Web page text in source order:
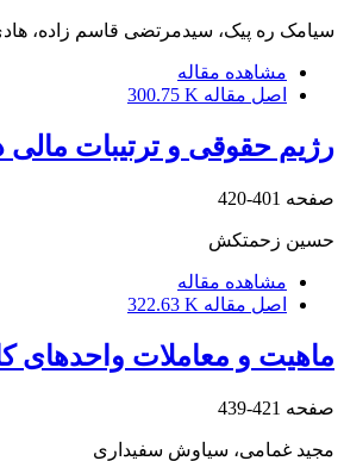
سیامک ره پیک، سیدمرتضی قاسم زاده،
مشاهده مقاله
اصل مقاله 300.75 K
رژیم حقوقی و ترتیبات
صفحه 401-420
حسین زحمتکش
مشاهده مقاله
اصل مقاله 322.63 K
ماهیت و معاملات واحدهای
صفحه 421-439
مجید غمامی، سیاوش سفیداری